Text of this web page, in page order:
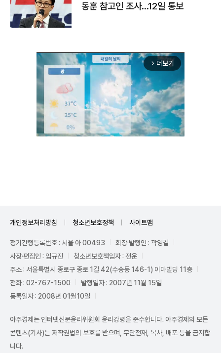
동훈 참고인 조사...12일 통보
arrow_forward_ios 더보기
개인정보처리방침 청소년보호정책 사이트맵
정기간행등록번호 : 서울 아 00493
회장·발행인 : 곽영길
사장·편집인 : 임규진
청소년보호책임자 : 전운
주소 : 서울특별시 종로구 종로 1길 42(수송동 146-1) 이마빌딩 11층
전화 : 02-767-1500
발행일자 : 2007년 11월 15일
등록일자 : 2008년 01월10일
아주경제는 인터넷신문윤리위원회 윤리강령을 준수합니다. 아주경제의 모든
콘텐츠(기사)는 저작권법의 보호를 받으며, 무단전재, 복사, 배포 등을 금지합
니다.